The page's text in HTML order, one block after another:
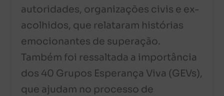
autoridades, organizações civis e ex-
acolhidos, que relataram histórias
emocionantes de superação.
Também foi ressaltada a importância
dos 40 Grupos Esperança Viva (GEVs),
que ajudam no processo de